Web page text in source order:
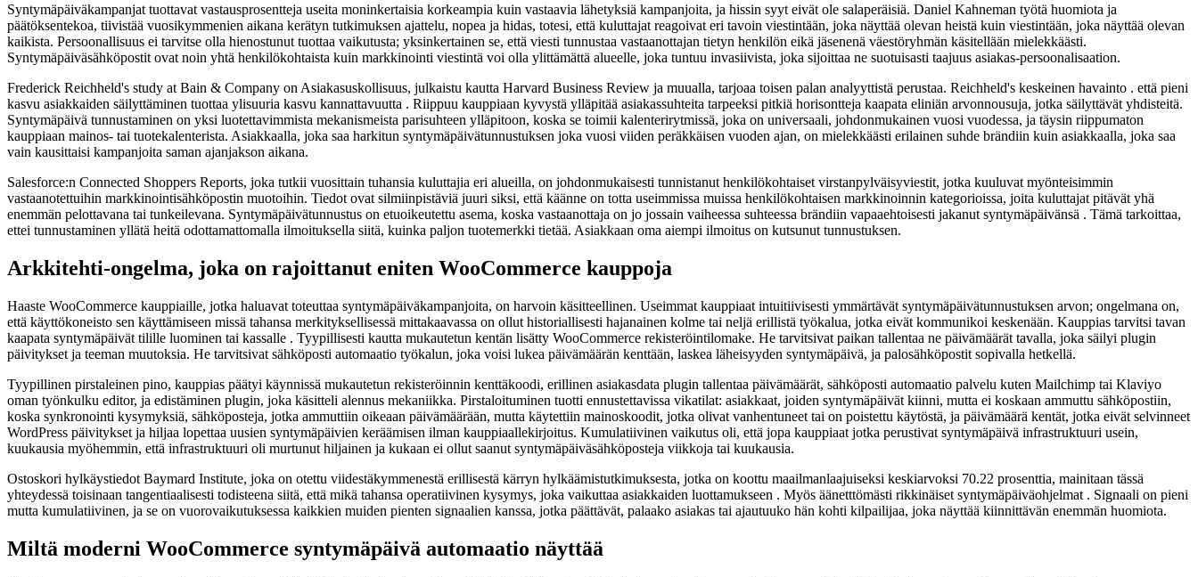
Syntymäpäiväkampanjat tuottavat vastausprosentteja useita moninkertaisia korkeampia kuin vastaavia lähetyksiä kampanjoita, ja hissin syyt eivät ole salaperäisiä. Daniel Kahneman työtä huomiota ja
päätöksentekoa, tiivistää vuosikymmenien aikana kerätyn tutkimuksen ajattelu, nopea ja hidas, totesi, että kuluttajat reagoivat eri tavoin viestintään, joka näyttää olevan heistä kuin viestintään, joka näyttää olevan
kaikista. Persoonallisuus ei tarvitse olla hienostunut tuottaa vaikutusta; yksinkertainen se, että viesti tunnustaa vastaanottajan tietyn henkilön eikä jäsenenä väestöryhmän käsitellään mielekkäästi.
Syntymäpäiväsähköpostit ovat noin yhtä henkilökohtaista kuin markkinointi viestintä voi olla ylittämättä alueelle, joka tuntuu invasiivista, joka sijoittaa ne suotuisasti taajuus asiakas-persoonalisaation.
Frederick Reichheld's study at Bain & Company on Asiakasuskollisuus, julkaistu kautta Harvard Business Review ja muualla, tarjoaa toisen palan analyyttistä perustaa. Reichheld's keskeinen havainto . että pieni
kasvu asiakkaiden säilyttäminen tuottaa ylisuuria kasvu kannattavuutta . Riippuu kauppiaan kyvystä ylläpitää asiakassuhteita tarpeeksi pitkiä horisontteja kaapata eliniän arvonnousuja, jotka säilyttävät yhdisteitä.
Syntymäpäivä tunnustaminen on yksi luotettavimmista mekanismeista parisuhteen ylläpitoon, koska se toimii kalenterirytmissä, joka on universaali, johdonmukainen vuosi vuodessa, ja täysin riippumaton
kauppiaan mainos- tai tuotekalenterista. Asiakkaalla, joka saa harkitun syntymäpäivätunnustuksen joka vuosi viiden peräkkäisen vuoden ajan, on mielekkäästi erilainen suhde brändiin kuin asiakkaalla, joka saa
vain kausittaisi kampanjoita saman ajanjakson aikana.
Salesforce:n Connected Shoppers Reports, joka tutkii vuosittain tuhansia kuluttajia eri alueilla, on johdonmukaisesti tunnistanut henkilökohtaiset virstanpylväisyviestit, jotka kuuluvat myönteisimmin
vastaanotettuihin markkinointisähköpostin muotoihin. Tiedot ovat silmiinpistäviä juuri siksi, että käänne on totta useimmissa muissa henkilökohtaisen markkinoinnin kategorioissa, joita kuluttajat pitävät yhä
enemmän pelottavana tai tunkeilevana. Syntymäpäivätunnustus on etuoikeutettu asema, koska vastaanottaja on jo jossain vaiheessa suhteessa brändiin vapaaehtoisesti jakanut syntymäpäivänsä . Tämä tarkoittaa,
ettei tunnustaminen yllätä heitä odottamattomalla ilmoituksella siitä, kuinka paljon tuotemerkki tietää. Asiakkaan oma aiempi ilmoitus on kutsunut tunnustuksen.
Arkkitehti-ongelma, joka on rajoittanut eniten WooCommerce kauppoja
Haaste WooCommerce kauppiaille, jotka haluavat toteuttaa syntymäpäiväkampanjoita, on harvoin käsitteellinen. Useimmat kauppiaat intuitiivisesti ymmärtävät syntymäpäivätunnustuksen arvon; ongelmana on,
että käyttökoneisto sen käyttämiseen missä tahansa merkityksellisessä mittakaavassa on ollut historiallisesti hajanainen kolme tai neljä erillistä työkalua, jotka eivät kommunikoi keskenään. Kauppias tarvitsi tavan
kaapata syntymäpäivät tilille luominen tai kassalle . Tyypillisesti kautta mukautetun kentän lisätty WooCommerce rekisteröintilomake. He tarvitsivat paikan tallentaa ne päivämäärät tavalla, joka säilyi plugin
päivitykset ja teeman muutoksia. He tarvitsivat sähköposti automaatio työkalun, joka voisi lukea päivämäärän kenttään, laskea läheisyyden syntymäpäivä, ja palosähköpostit sopivalla hetkellä.
Tyypillinen pirstaleinen pino, kauppias päätyi käynnissä mukautetun rekisteröinnin kenttäkoodi, erillinen asiakasdata plugin tallentaa päivämäärät, sähköposti automaatio palvelu kuten Mailchimp tai Klaviyo
oman työnkulku editor, ja edistäminen plugin, joka käsitteli alennus mekaniikka. Pirstaloituminen tuotti ennustettavissa vikatilat: asiakkaat, joiden syntymäpäivät kiinni, mutta ei koskaan ammuttu sähköpostiin,
koska synkronointi kysymyksiä, sähköposteja, jotka ammuttiin oikeaan päivämäärään, mutta käytettiin mainoskoodit, jotka olivat vanhentuneet tai on poistettu käytöstä, ja päivämäärä kentät, jotka eivät selvinneet
WordPress päivitykset ja hiljaa lopettaa uusien syntymäpäivien keräämisen ilman kauppiaallekirjoitus. Kumulatiivinen vaikutus oli, että jopa kauppiaat jotka perustivat syntymäpäivä infrastruktuuri usein,
kuukausia myöhemmin, että infrastruktuuri oli murtunut hiljainen ja kukaan ei ollut saanut syntymäpäiväsähköposteja viikkoja tai kuukausia.
Ostoskori hylkäystiedot Baymard Institute, joka on otettu viidestäkymmenestä erillisestä kärryn hylkäämistutkimuksesta, jotka on koottu maailmanlaajuiseksi keskiarvoksi 70.22 prosenttia, mainitaan tässä
yhteydessä toisinaan tangentiaalisesti todisteena siitä, että mikä tahansa operatiivinen kysymys, joka vaikuttaa asiakkaiden luottamukseen . Myös äänetttömästi rikkinäiset syntymäpäiväohjelmat . Signaali on pieni
mutta kumulatiivinen, ja se on vuorovaikutuksessa kaikkien muiden pienten signaalien kanssa, jotka päättävät, palaako asiakas tai ajautuuko hän kohti kilpailijaa, joka näyttää kiinnittävän enemmän huomiota.
Miltä moderni WooCommerce syntymäpäivä automaatio näyttää